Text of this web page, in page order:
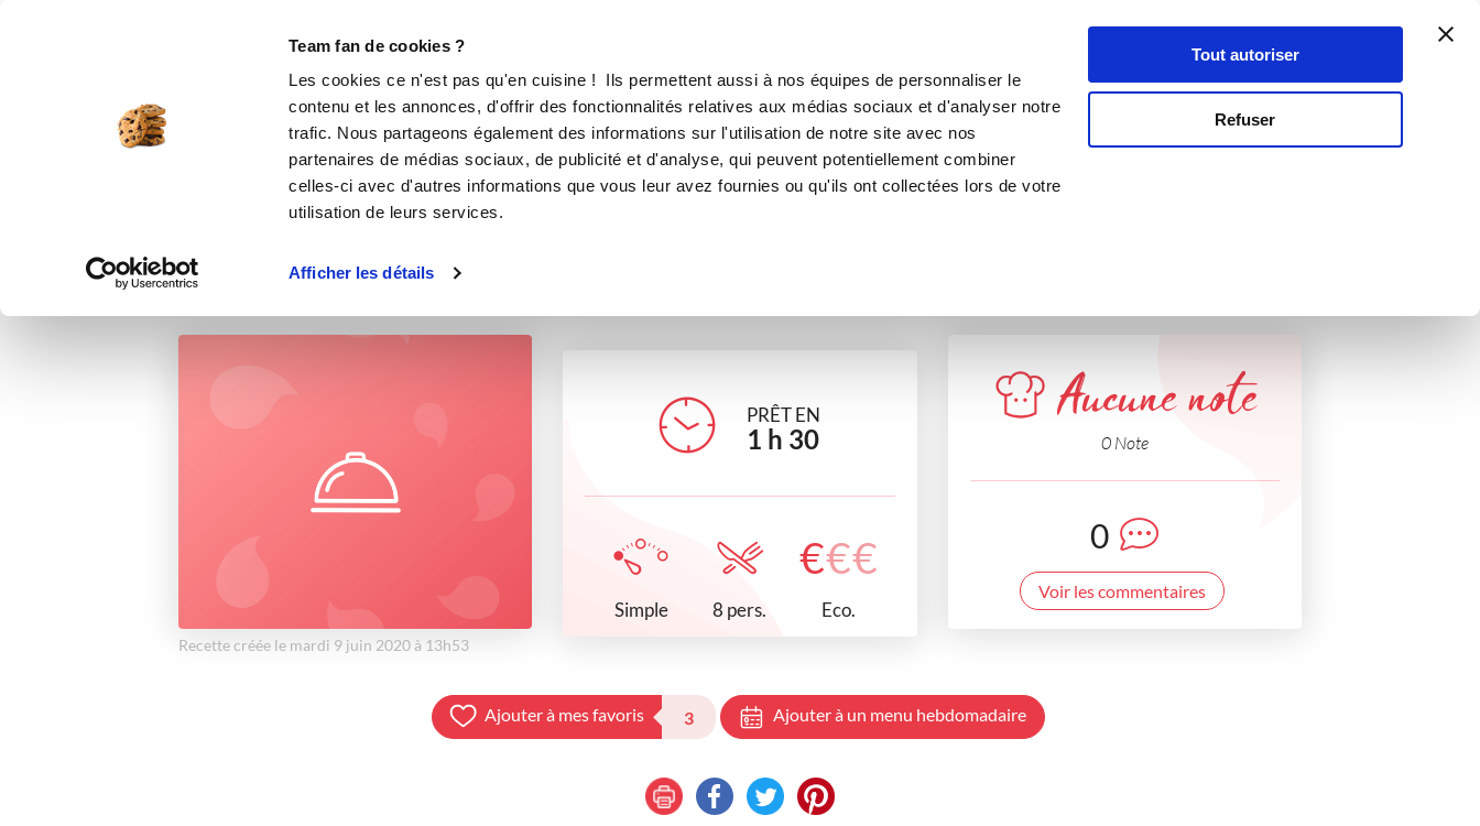
Team fan de cookies ?
Les cookies ce n'est pas qu'en cuisine ! Ils permettent aussi à nos équipes de personnaliser le
contenu et les annonces, d'offrir des fonctionnalités relatives aux médias sociaux et d'analyser notre
trafic. Nous partageons également des informations sur l'utilisation de notre site avec nos
partenaires de médias sociaux, de publicité et d'analyse, qui peuvent potentiellement combiner
celles-ci avec d'autres informations que vous leur avez fournies ou qu'ils ont collectées lors de votre
utilisation de leurs services.
Afficher les détails
Tout autoriser
Refuser
Se connecter
BAVAROIS A LA FRAMBOISE
desserts Repas de fête Pour recevoir
Recette créée le mardi 9 juin 2020 à 13h53
PRÊT EN
1 h 30
Simple 8 pers.
€€€
Eco.
Aucune note
0 Note
0
Voir les commentaires
Ajouter à mes favoris 3 Ajouter à un menu hebdomadaire